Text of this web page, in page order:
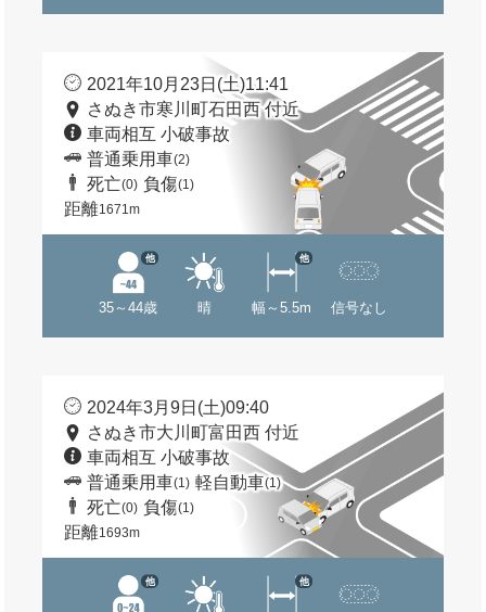
2021年10月23日(土)11:41
さぬき市寒川町石田西 付近
車両相互 小破事故
普通乗用車(2)
死亡(0) 負傷(1)
距離1671m
35～44歳
他
晴 幅～5.5m
他
信号なし
2024年3月9日(土)09:40
さぬき市大川町富田西 付近
車両相互 小破事故
普通乗用車(1) 軽自動車(1)
死亡(0) 負傷(1)
距離1693m
他 他